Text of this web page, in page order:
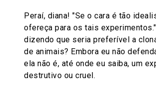
Peraí, diana! "Se o cara é tão
ofereça para os tais
dizendo que seria preferível a
de animais? Embora eu não
ela não é, até onde eu saiba, um
destrutivo ou cruel.